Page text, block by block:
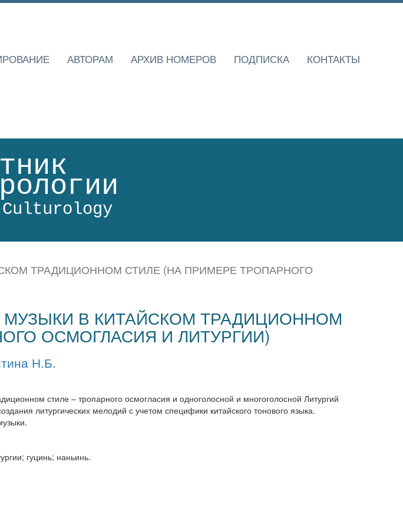
АВТОРАМ АРХИВ НОМЕРОВ ПОДПИСКА КОНТАКТЫ
ТРАДИЦИОННОМ СТИЛЕ (НА ПРИМЕРЕ ТРОПАРНОГО
В КИТАЙСКОМ ТРАДИЦИОННОМ
ОСМОГЛАСИЯ И ЛИТУРГИИ)
Н.Б.
стиле – тропарного осмогласия и одноголосной и многоголосной Литургий
литургических мелодий с учетом специфики китайского тонового языка.
гуцинь; наньинь.